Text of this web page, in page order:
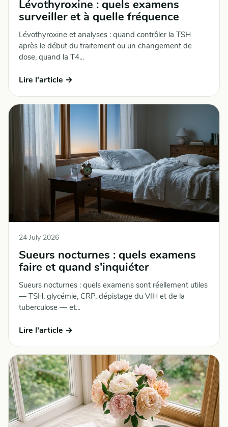
Lévothyroxine : quels examens
surveiller et à quelle fréquence
Lévothyroxine et analyses : quand contrôler la TSH
après le début du traitement ou un changement de
dose, quand la T4...
Lire l'article →
24 July 2026
Sueurs nocturnes : quels examens
faire et quand s'inquiéter
Sueurs nocturnes : quels examens sont réellement utiles
— TSH, glycémie, CRP, dépistage du VIH et de la
tuberculose — et...
Lire l'article →